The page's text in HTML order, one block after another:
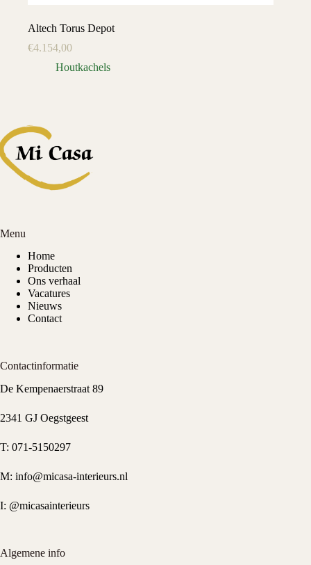
Altech Torus Depot
€4.154,00
Houtkachels
Menu
Home
Producten
Ons verhaal
Vacatures
Nieuws
Contact
Contactinformatie
De Kempenaerstraat 89
2341 GJ Oegstgeest
T: 071-5150297
M: info@micasa-interieurs.nl
I: @micasainterieurs
Algemene info